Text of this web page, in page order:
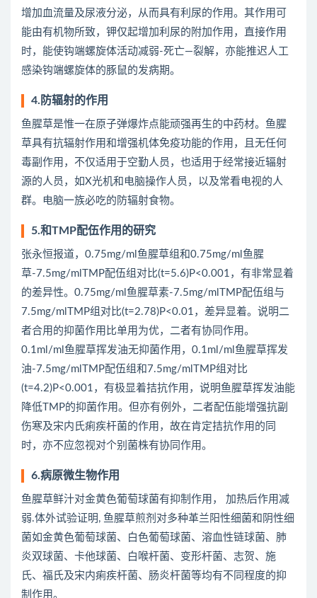
增加血流量及尿液分泌，从而具有利尿的作用。其作用可
能由有机物所致，钾仅起增加利尿的附加作用，直接作用
时，能使钩端螺旋体活动减弱-死亡—裂解，亦能推迟人工
感染钩端螺旋体的豚鼠的发病期。
4.防辐射的作用
鱼腥草是惟一在原子弹爆炸点能顽强再生的中药材。鱼腥
草具有抗辐射作用和增强机体免疫功能的作用，且无任何
毒副作用，不仅适用于空勤人员，也适用于经常接近辐射
源的人员，如X光机和电脑操作人员，以及常看电视的人
群。电脑一族必吃的防辐射食物。
5.和TMP配伍作用的研究
张永恒报道，0.75mg/ml鱼腥草组和0.75mg/ml鱼腥
草-7.5mg/mlTMP配伍组对比(t=5.6)P<0.001，有非常显着
的差异性。0.75mg/ml鱼腥草素-7.5mg/mlTMP配伍组与
7.5mg/mlTMP组对比(t=2.78)P<0.01，差异显着。说明二
者合用的抑菌作用比单用为优，二者有协同作用。
0.1ml/ml鱼腥草挥发油无抑菌作用，0.1ml/ml鱼腥草挥发
油-7.5mg/mlTMP配伍组和7.5mg/mlTMP组对比
(t=4.2)P<0.001，有极显着拮抗作用，说明鱼腥草挥发油能
降低TMP的抑菌作用。但亦有例外，二者配伍能增强抗副
伤寒及宋内氏痢疾杆菌的作用，故在肯定拮抗作用的同
时，亦不应忽视对个别菌株有协同作用。
6.病原微生物作用
鱼腥草鲜汁对金黄色葡萄球菌有抑制作用， 加热后作用减
弱.体外试验证明, 鱼腥草煎剂对多种革兰阳性细菌和阴性细
菌如金黄色葡萄球菌、白色葡萄球菌、溶血性链球菌、肺
炎双球菌、卡他球菌、白喉杆菌、变形杆菌、志贺、施
氏、福氏及宋内痢疾杆菌、肠炎杆菌等均有不同程度的抑
制作用。